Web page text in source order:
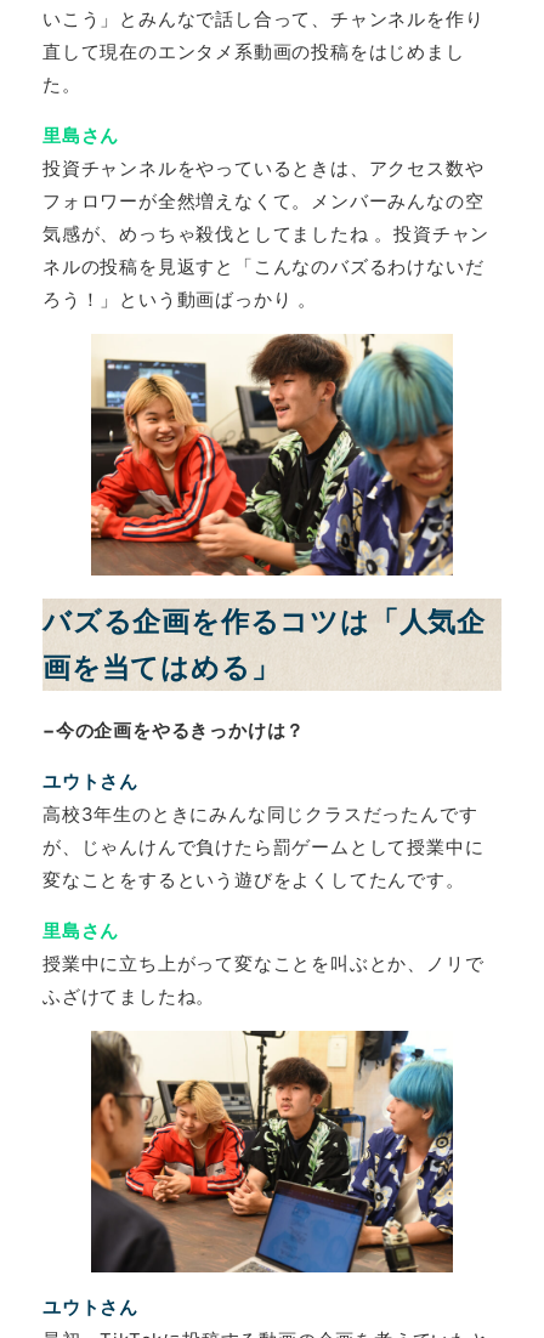
いこう」とみんなで話し合って、チャンネルを作り
直して現在のエンタメ系動画の投稿をはじめまし
た。
里島さん
投資チャンネルをやっているときは、アクセス数や
フォロワーが全然増えなくて。メンバーみんなの空
気感が、めっちゃ殺伐としてましたね 。投資チャン
ネルの投稿を見返すと「こんなのバズるわけないだ
ろう！」という動画ばっかり 。
バズる企画を作るコツは「人気企
画を当てはめる」
−今の企画をやるきっかけは？
ユウトさん
高校3年生のときにみんな同じクラスだったんです
が、じゃんけんで負けたら罰ゲームとして授業中に
変なことをするという遊びをよくしてたんです。
里島さん
授業中に立ち上がって変なことを叫ぶとか、ノリで
ふざけてましたね。
ユウトさん